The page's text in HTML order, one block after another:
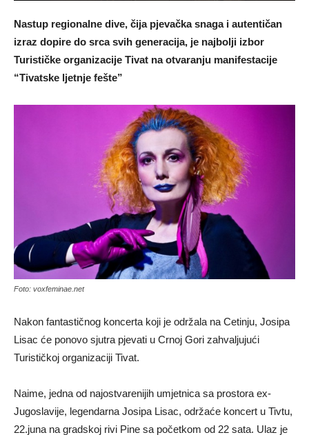
Nastup regionalne dive, čija pjevačka snaga i autentičan
izraz dopire do srca svih generacija, je najbolji izbor
Turističke organizacije Tivat na otvaranju manifestacije
“Tivatske ljetnje fešte”
Foto: voxfeminae.net
Nakon fantastičnog koncerta koji je održala na Cetinju, Josipa
Lisac će ponovo sjutra pjevati u Crnoj Gori zahvaljujući
Turističkoj organizaciji Tivat.
Naime, jedna od najostvarenijih umjetnica sa prostora ex-
Jugoslavije, legendarna Josipa Lisac, održaće koncert u Tivtu,
22.juna na gradskoj rivi Pine sa početkom od 22 sata. Ulaz je